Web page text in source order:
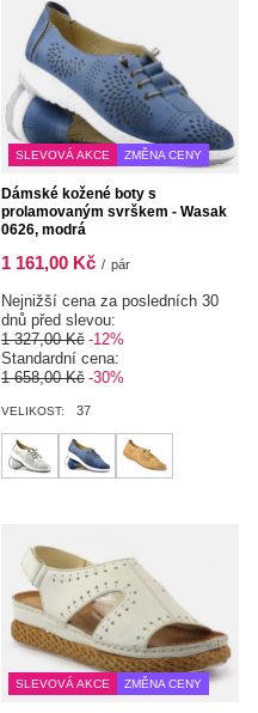
SLEVOVÁ AKCE ZMĚNA CENY
Dámské kožené boty s
prolamovaným svrškem - Wasak
0626, modrá
1 161,00 Kč / pár
Nejnižší cena za posledních 30
dnů před slevou:
1 327,00 Kč -12%
Standardní cena:
1 658,00 Kč -30%
VELIKOST: 37
SLEVOVÁ AKCE ZMĚNA CENY